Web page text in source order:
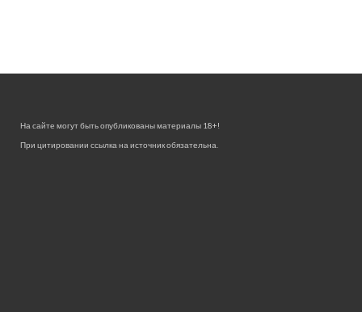
На сайте могут быть опубликованы материалы 18+!
При цитировании ссылка на источник обязательна.